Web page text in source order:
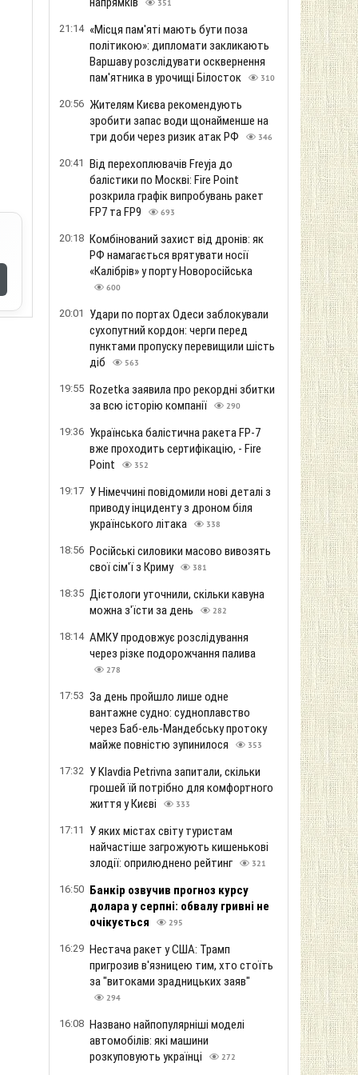
351
21:14 «Місця пам'яті мають бути поза
політикою»: дипломати закликають
Варшаву розслідувати осквернення
пам'ятника в урочищі Білосток
310
20:56 Жителям Києва рекомендують
зробити запас води щонайменше на
три доби через ризик атак РФ
346
20:41 Від перехоплювачів Freyja до
балістики по Москві: Fire Point
розкрила графік випробувань ракет
FP7 та FP9
693
20:18 Комбінований захист від дронів: як
РФ намагається врятувати носії
«Калібрів» у порту Новоросійська
600
20:01
Удари по портах Одеси заблокували
сухопутний кордон: черги перед
пунктами пропуску перевищили шість
діб
563
19:55 Rozetka заявила про рекордні збитки
за всю історію компанії
290
19:36 Українська балістична ракета FP-7
вже проходить сертифікацію, - Fire
Point
352
19:17 У Німеччині повідомили нові деталі з
приводу інциденту з дроном біля
українського літака
338
18:56 Російські силовики масово вивозять
свої сім'ї з Криму
381
18:35 Дієтологи уточнили, скільки кавуна
можна з'їсти за день
282
18:14 АМКУ продовжує розслідування
через різке подорожчання палива
278
17:53 За день пройшло лише одне
вантажне судно: судноплавство
через Баб-ель-Мандебську протоку
майже повністю зупинилося
353
17:32 У Klavdia Petrivna запитали, скільки
грошей їй потрібно для комфортного
життя у Києві
333
17:11
У яких містах світу туристам
найчастіше загрожують кишенькові
злодії: оприлюднено рейтинг
321
16:50 Банкір озвучив прогноз курсу
долара у серпні: обвалу гривні не
очікується
295
16:29 Нестача ракет у США: Трамп
пригрозив в'язницею тим, хто стоїть
за "витоками зрадницьких заяв"
294
16:08 Названо найпопулярніші моделі
автомобілів: які машини
розкуповують українці
272